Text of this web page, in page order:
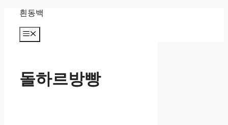
흰동백
메
뉴
돌하르방빵